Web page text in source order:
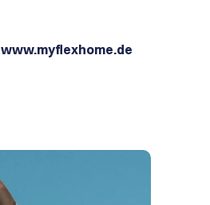
www.myflexhome.de